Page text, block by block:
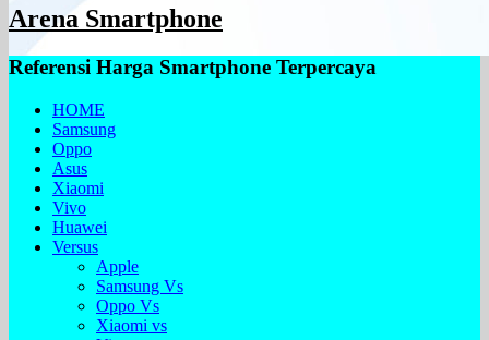
Arena Smartphone
Referensi Harga Smartphone Terpercaya
HOME
Samsung
Oppo
Asus
Xiaomi
Vivo
Huawei
Versus
Apple
Samsung Vs
Oppo Vs
Xiaomi vs